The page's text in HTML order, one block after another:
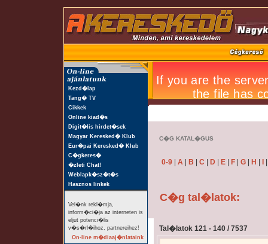
Kezd�lap
Tang� TV
Cikkek
Online kiad�s
Digit�lis hirdet�sek
Magyar Keresked� Klub
Eur�pai Keresked� Klub
C�gkeres�
�zleti Chat!
Weblapk�sz�t�s
Hasznos linkek
Vel�nk rekl�mja,
inform�ci�ja az interneten is
eljut potenci�lis
v�s�rl�ihoz, partnereihez!
On-line m�diaaj�nlataink
C�G KATAL�GUS
0-9 A B C D E F G H
C�g tal�latok:
Tal�latok 121 - 140 / 7537